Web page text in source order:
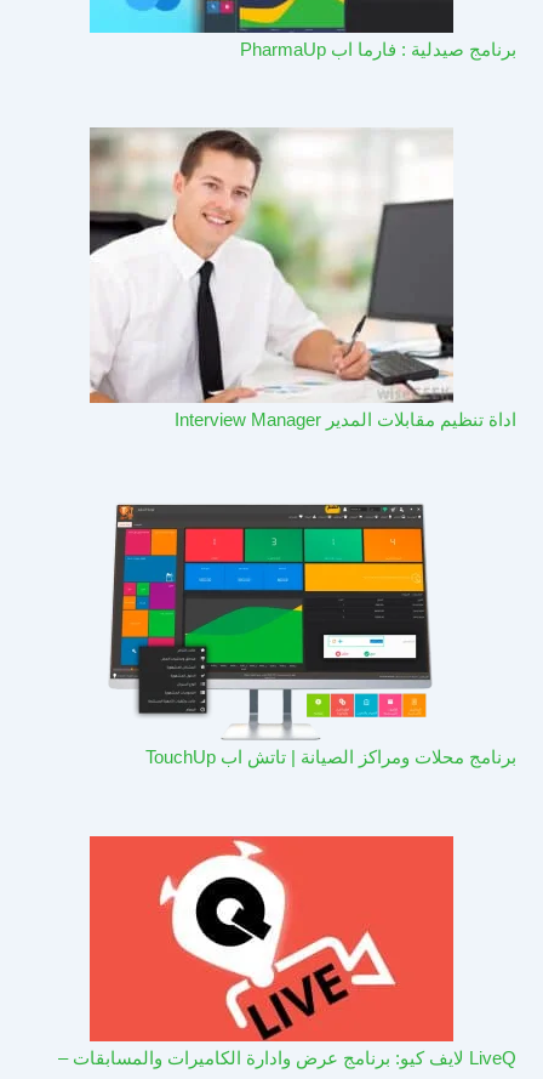
برنامج صيدلية : فارما اب PharmaUp​
اداة تنظيم مقابلات المدير Interview Manager
برنامج محلات ومراكز الصيانة | تاتش اب TouchUp
LiveQ لايف كيو: برنامج عرض وادارة الكاميرات والمسابقات –